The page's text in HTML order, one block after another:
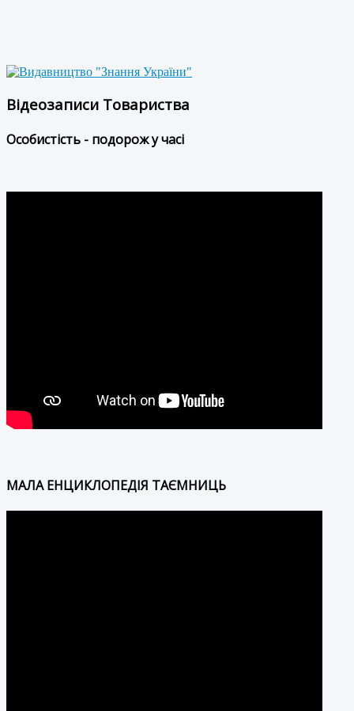
Відеозаписи Товариства
Особистість - подорож у часі
МАЛА ЕНЦИКЛОПЕДІЯ ТАЄМНИЦЬ